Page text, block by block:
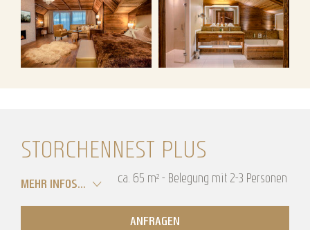
STORCHENNEST PLUS
ca. 65 m² - Belegung mit 2-3 Personen
MEHR INFOS...
ANFRAGEN